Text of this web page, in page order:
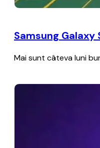
Samsung
Mai sunt câteva luni